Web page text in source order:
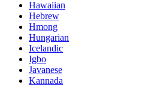
Hawaiian
Hebrew
Hmong
Hungarian
Icelandic
Igbo
Javanese
Kannada